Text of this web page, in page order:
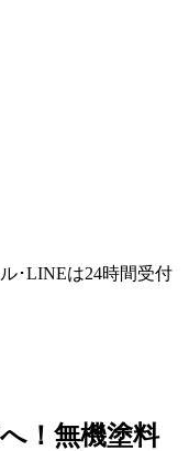
･LINEは24時間受付
！無機塗料